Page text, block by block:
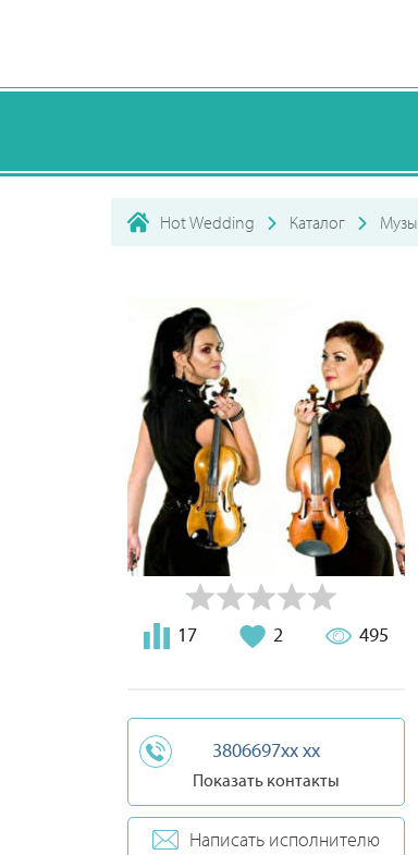
Hot Wedding Каталог
17 2 495
3806697xx xx
Показать контакты
Написать исполнителю